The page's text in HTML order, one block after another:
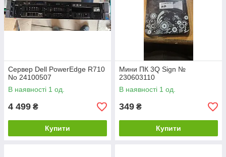
Сервер Dell PowerEdge R710
No 24100507
В наявності 1 од.
4 499 ₴
Купити
Мини ПК 3Q Sign №
230603110
В наявності 1 од.
349 ₴
Купити